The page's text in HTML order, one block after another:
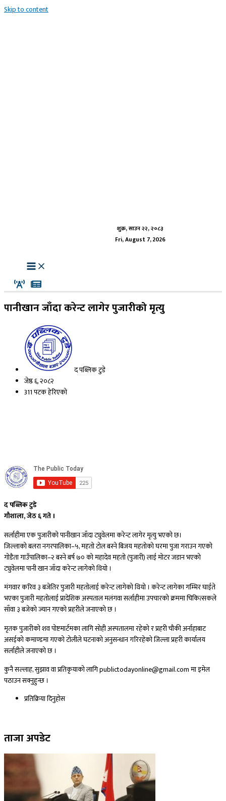
Skip to content
शुक्र, साउन २२, २०८३
Fri, August 7, 2026
पानीखान जाँदा करेन्ट लागेर पुजारीको मृत्यु
द पब्लिक टुडे
जेष्ठ ६, २०८२
311 पटक हेरिएको
द पब्लिक टुडे
गौशाला, जेठ ६ गते ।
सर्लाहीमा एक पुजारीको पानीखान जाँदा ट्युवेलमा करेन्ट लागेर मृत्यु भएको छ।
जिल्लाको बलरा नगरपालिका–५, महतो टोल बस्ने बिजय महतोको घरमा पुजा गराउन गएको
गोडैता गाउँपालिका–२ बस्ने बर्ष ७० को महादेव महतो (पुजारी) लाई मोटर जडान भएको
ट्युवेलमा पानी खान जाँदा करेन्ट लागेको थियो ।
मंगवार करिव ३ बजेतिर पुजारी महतोलाई करेन्ट लागेको थियो । करेन्ट लागेका गम्भिर घाईते
भएका पुजारी महतोलाई प्रादेशिक अस्पताल मलंगवा सर्लाहीमा उपचारको क्रममा चिकित्सकले
साँवा ३ बजेको ज्यान गएको प्रहरीले जनाएको छ ।
मृतक पुजारीको शव पोष्टमार्टमका लागि सोही अस्पतालमा रहेको र प्रहरी चौकी अर्नाहाबाट
असईको कमाण्डमा गएको टोलीले घटनाको अनुसन्धान गरिरहेको जिल्ला प्रहरी कार्यालय
सर्लाहीले जनाएको छ ।
कुनै सल्लाह, सुझाव वा प्रतिकृयाको लागि publictodayonline@gmail.com मा इमेल
पठाउन सक्नुहुन्छ ।
प्रतिक्रिया दिनुहोस​
ताजा अपडेट